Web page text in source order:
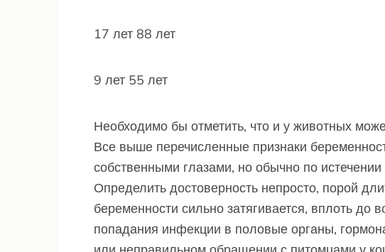
17 лет 88 лет
9 лет 55 лет
Необходимо бы отметить, что и у животных
Все выше перечисленные признаки
собственными глазами, но обычно по
Определить достоверность непросто, порой
беременности сильно затягивается, вплоть до
попадания инфекции в половые органы,